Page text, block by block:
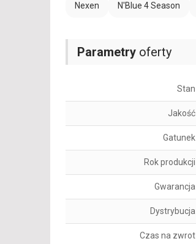
Nexen N'Blue 4 Season
Parametry oferty
Stan
Jakość
Gatunek
Rok produkcji
Gwarancja
Dystrybucja
Czas na zwrot